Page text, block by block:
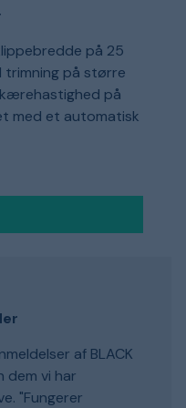
på 25
trimning på større
på
med et automatisk
af BLACK
dem vi har
"Fungerer